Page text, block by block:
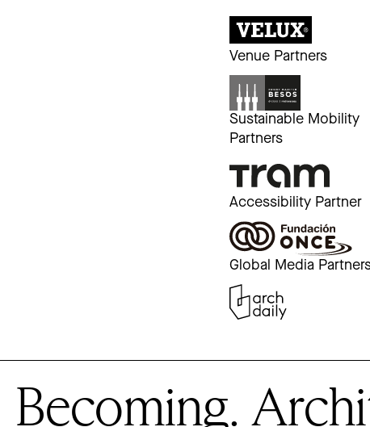
Venue Partners
Sustainable Mobility
Partners
Accessibility Partner
Global Media
Becoming.